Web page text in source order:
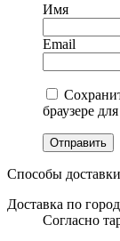
Имя
Email
браузере
Отправить
Способы доставки
Доставка по
Согласно